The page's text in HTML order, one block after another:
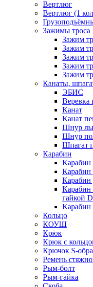
Вертлюг
Вертлюг (1
Зажимы троса
Зажим
Зажим
Зажим
Зажим
Зажим
Канаты,
ЭБИС
Веревка
Канат
Канат
Шнур
Шнур
Шпагат
Карабин
Карабин
Карабин
Карабин
гайкой
Кольцо
КОУШ
Крюк
Крюк с
Крючок S-
Ремень
Рым-болт
Рым-гайка